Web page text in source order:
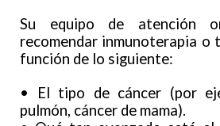
Su equipo de atención
recomendar inmunoterapia o
función de lo siguiente:
• El tipo de cáncer (por
pulmón, cáncer de mama).